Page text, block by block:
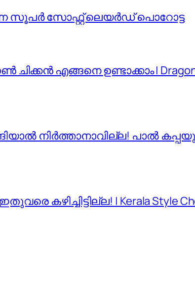
സൂപർ സോഫ്റ്റ് ലെയർഡ് പൊറോട്ട
എങ്ങനെ ഉണ്ടാക്കാം | Dragon
നിർത്താനാവില്ല! പാൽ
കഴിച്ചിട്ടില്ല! | Kerala Style